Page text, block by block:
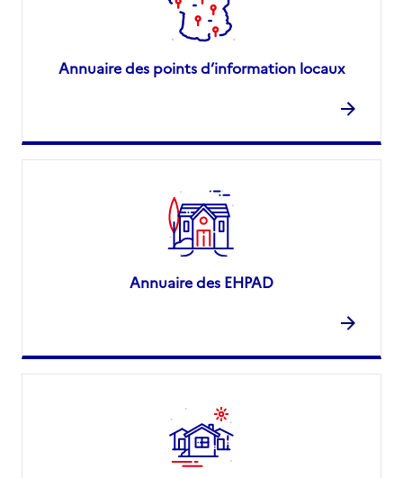
Annuaire des points d’information locaux
Annuaire des EHPAD